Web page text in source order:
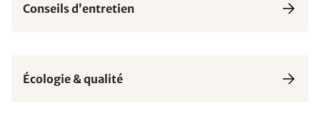
Conseils d’entretien
Écologie & qualité